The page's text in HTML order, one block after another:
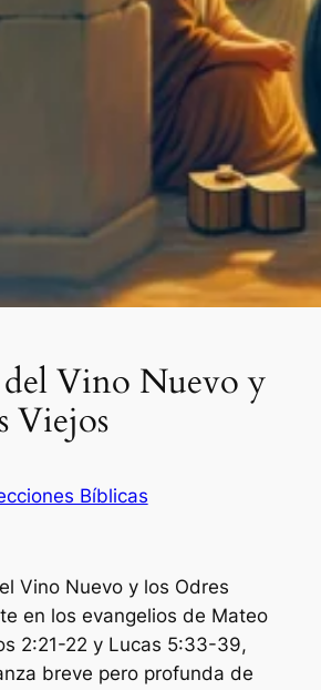
del Vino Nuevo y
Viejos
Bíblicas
Vino Nuevo y los Odres
en los evangelios de Mateo
2:21-22 y Lucas 5:33-39,
breve pero profunda de